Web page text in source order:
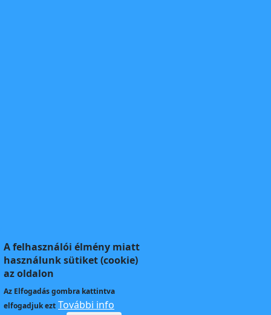
A felhasználói élmény miatt
használunk sütiket (cookie)
az oldalon
Az Elfogadásgombra kattintva
elfogadjuk ezt További info